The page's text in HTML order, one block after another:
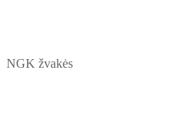
NGK žvakės